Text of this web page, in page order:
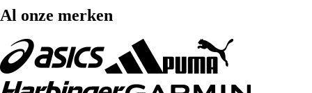
Al onze merken